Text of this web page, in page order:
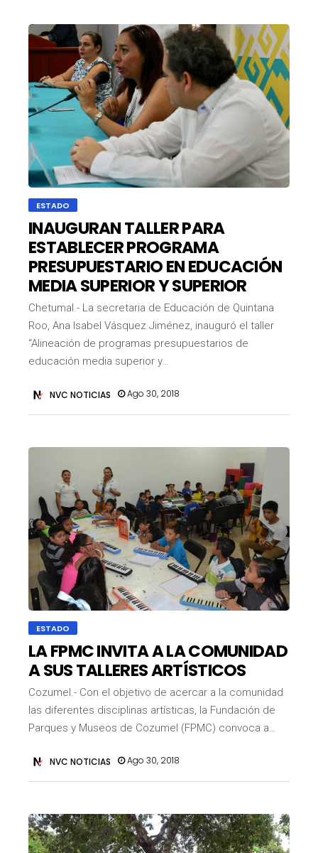
ESTADO
INAUGURAN TALLER PARA
ESTABLECER PROGRAMA
PRESUPUESTARIO EN EDUCACIÓN
MEDIA SUPERIOR Y SUPERIOR
Chetumal.- La secretaria de Educación de Quintana
Roo, Ana Isabel Vásquez Jiménez, inauguró el taller
“Alineación de programas presupuestarios de
educación media superior y…
NVC NOTICIAS Ago 30, 2018
ESTADO
LA FPMC INVITA A LA COMUNIDAD
A SUS TALLERES ARTÍSTICOS
Cozumel.- Con el objetivo de acercar a la comunidad
las diferentes disciplinas artísticas, la Fundación de
Parques y Museos de Cozumel (FPMC) convoca a…
NVC NOTICIAS Ago 30, 2018